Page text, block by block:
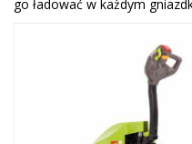
go ładować w każdym